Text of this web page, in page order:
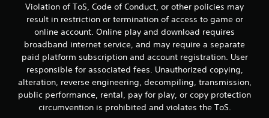
n
u
n
t
o
Violation of ToS, Code of Conduct, or other policies may
result in restriction or termination of access to game or
online account. Online play and download requires
broadband internet service, and may require a separate
paid platform subscription and account registration. User
responsible for associated fees. Unauthorized copying,
alteration, reverse engineering, decompiling, transmission,
public performance, rental, pay for play, or copy protection
circumvention is prohibited and violates the ToS.